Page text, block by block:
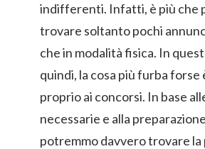
indifferenti. Infatti, è più che
trovare soltanto pochi
che in modalità fisica. In
quindi, la cosa più furba forse
proprio ai concorsi. In base
necessarie e alla
potremmo davvero trovare la